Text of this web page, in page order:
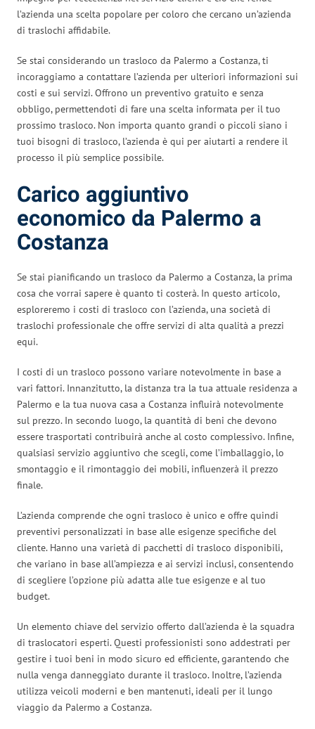
l’azienda una scelta popolare per coloro che cercano un’azienda
di traslochi affidabile.
Se stai considerando un trasloco da Palermo a Costanza, ti
incoraggiamo a contattare l’azienda per ulteriori informazioni sui
costi e sui servizi. Offrono un preventivo gratuito e senza
obbligo, permettendoti di fare una scelta informata per il tuo
prossimo trasloco. Non importa quanto grandi o piccoli siano i
tuoi bisogni di trasloco, l’azienda è qui per aiutarti a rendere il
processo il più semplice possibile.
Carico aggiuntivo
economico da Palermo a
Costanza
Se stai pianificando un trasloco da Palermo a Costanza, la prima
cosa che vorrai sapere è quanto ti costerà. In questo articolo,
esploreremo i costi di trasloco con l’azienda, una società di
traslochi professionale che offre servizi di alta qualità a prezzi
equi.
I costi di un trasloco possono variare notevolmente in base a
vari fattori. Innanzitutto, la distanza tra la tua attuale residenza a
Palermo e la tua nuova casa a Costanza influirà notevolmente
sul prezzo. In secondo luogo, la quantità di beni che devono
essere trasportati contribuirà anche al costo complessivo. Infine,
qualsiasi servizio aggiuntivo che scegli, come l’imballaggio, lo
smontaggio e il rimontaggio dei mobili, influenzerà il prezzo
finale.
L’azienda comprende che ogni trasloco è unico e offre quindi
preventivi personalizzati in base alle esigenze specifiche del
cliente. Hanno una varietà di pacchetti di trasloco disponibili,
che variano in base all’ampiezza e ai servizi inclusi, consentendo
di scegliere l’opzione più adatta alle tue esigenze e al tuo
budget.
Un elemento chiave del servizio offerto dall’azienda è la squadra
di traslocatori esperti. Questi professionisti sono addestrati per
gestire i tuoi beni in modo sicuro ed efficiente, garantendo che
nulla venga danneggiato durante il trasloco. Inoltre, l’azienda
utilizza veicoli moderni e ben mantenuti, ideali per il lungo
viaggio da Palermo a Costanza.